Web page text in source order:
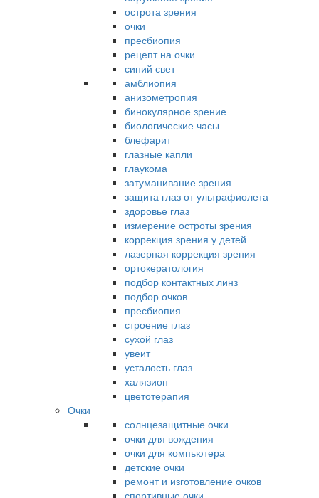
острота зрения
очки
пресбиопия
рецепт на очки
синий свет
амблиопия
анизометропия
бинокулярное зрение
биологические часы
блефарит
глазные капли
глаукома
затуманивание зрения
защита глаз от ультрафиолета
здоровье глаз
измерение остроты зрения
коррекция зрения у детей
лазерная коррекция зрения
ортокератология
подбор контактных линз
подбор очков
пресбиопия
строение глаз
сухой глаз
увеит
усталость глаз
халязион
цветотерапия
Очки
солнцезащитные очки
очки для вождения
очки для компьютера
детские очки
ремонт и изготовление очков